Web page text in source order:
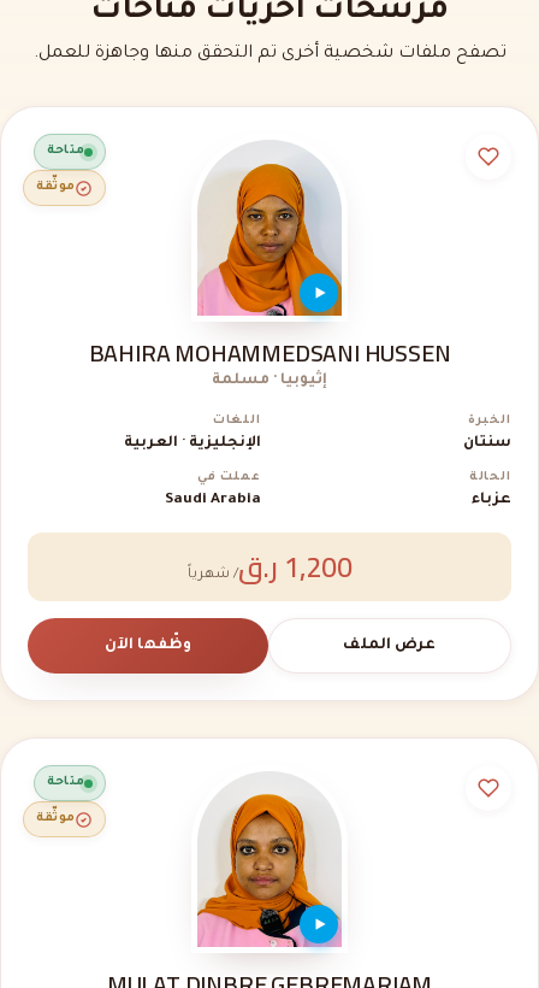
مرشحات أخريات متاحات
تصفح ملفات شخصية أخرى تم التحقق منها وجاهزة للعمل.
متاحة
موثّقة
BAHIRA MOHAMMEDSANI HUSSEN
إثيوبيا · مسلمة
الخبرة
سنتان
اللغات
الإنجليزية · العربية
الحالة
عزباء
عملت في
Saudi Arabia
1,200 ر.ق / شهرياً
عرض الملف وظّفها الآن
متاحة
موثّقة